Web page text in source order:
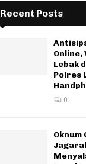
Recent Posts
Online,
Lebak
Polres
0
Oknum